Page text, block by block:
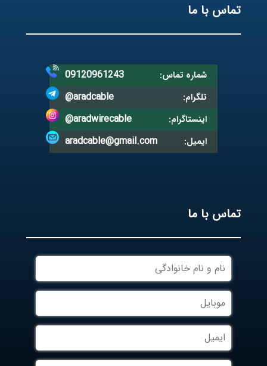
تماس با ما
شماره تماس: 09120961243
تلگرام: @aradcable
اینستاگرام: @aradwirecable
ایمیل: aradcable@gmail.com
تماس با ما